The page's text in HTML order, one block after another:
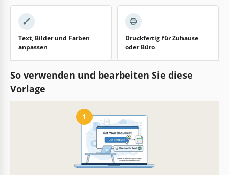
Text, Bilder und Farben
anpassen
Druckfertig für Zuhause
oder Büro
So verwenden und bearbeiten Sie diese
Vorlage
1